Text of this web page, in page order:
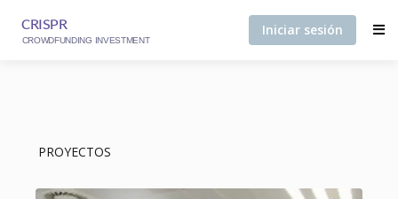
Iniciar sesión
PROYECTOS